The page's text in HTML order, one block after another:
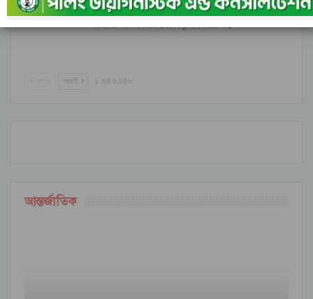
রাঙামাটির বরকলে নৌকাডুবি, নিখোঁজ ১
পরবর্তী ১ এর ৬,৮৪৮
আন্তর্জাতিক